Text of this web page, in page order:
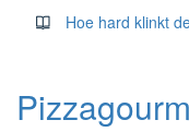
Hoe hard klinkt